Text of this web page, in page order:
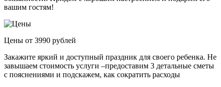
вашим гостям!
Цены от 3990 рублей
Закажите яркий и доступный праздник для своего ребенка. Не
завышаем стоимость услуги –предоставим 3 детальные сметы
с пояснениями и подскажем, как сократить расходы